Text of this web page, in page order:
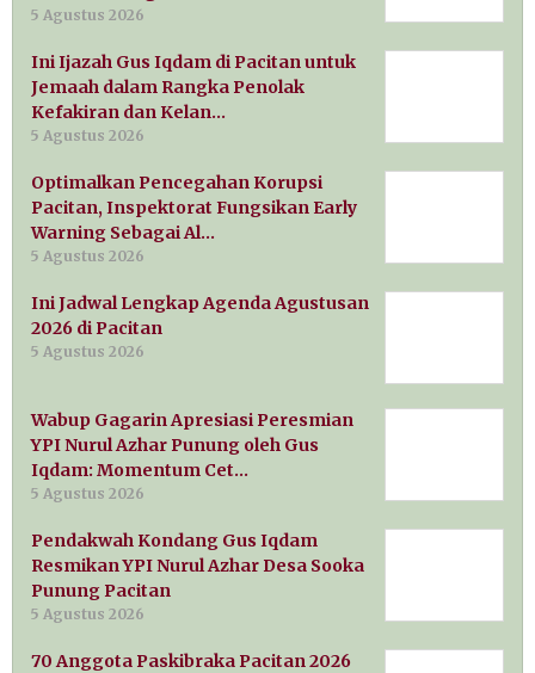
5 Agustus 2026
Ini Ijazah Gus Iqdam di Pacitan untuk
Jemaah dalam Rangka Penolak
Kefakiran dan Kelan…
5 Agustus 2026
Optimalkan Pencegahan Korupsi
Pacitan, Inspektorat Fungsikan Early
Warning Sebagai Al…
5 Agustus 2026
Ini Jadwal Lengkap Agenda Agustusan
2026 di Pacitan
5 Agustus 2026
Wabup Gagarin Apresiasi Peresmian
YPI Nurul Azhar Punung oleh Gus
Iqdam: Momentum Cet…
5 Agustus 2026
Pendakwah Kondang Gus Iqdam
Resmikan YPI Nurul Azhar Desa Sooka
Punung Pacitan
5 Agustus 2026
70 Anggota Paskibraka Pacitan 2026